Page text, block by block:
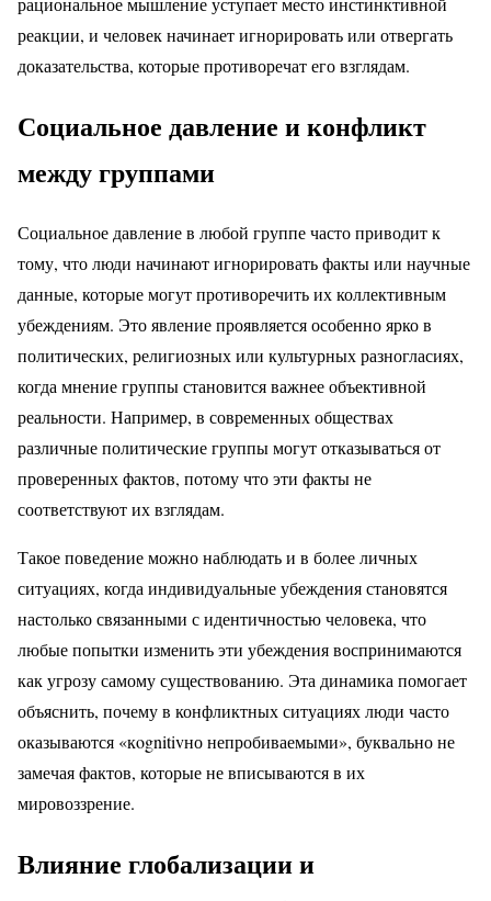
реакции, и человек начинает игнорировать или отвергать
доказательства, которые противоречат его взглядам.
Социальное давление и конфликт
между группами
Социальное давление в любой группе часто приводит к
тому, что люди начинают игнорировать факты или научные
данные, которые могут противоречить их коллективным
убеждениям. Это явление проявляется особенно ярко в
политических, религиозных или культурных разногласиях,
когда мнение группы становится важнее объективной
реальности. Например, в современных обществах
различные политические группы могут отказываться от
проверенных фактов, потому что эти факты не
соответствуют их взглядам.
Такое поведение можно наблюдать и в более личных
ситуациях, когда индивидуальные убеждения становятся
настолько связанными с идентичностью человека, что
любые попытки изменить эти убеждения воспринимаются
как угрозу самому существованию. Эта динамика помогает
объяснить, почему в конфликтных ситуациях люди часто
оказываются «кognitivно непробиваемыми», буквально не
замечая фактов, которые не вписываются в их
мировоззрение.
Влияние глобализации и